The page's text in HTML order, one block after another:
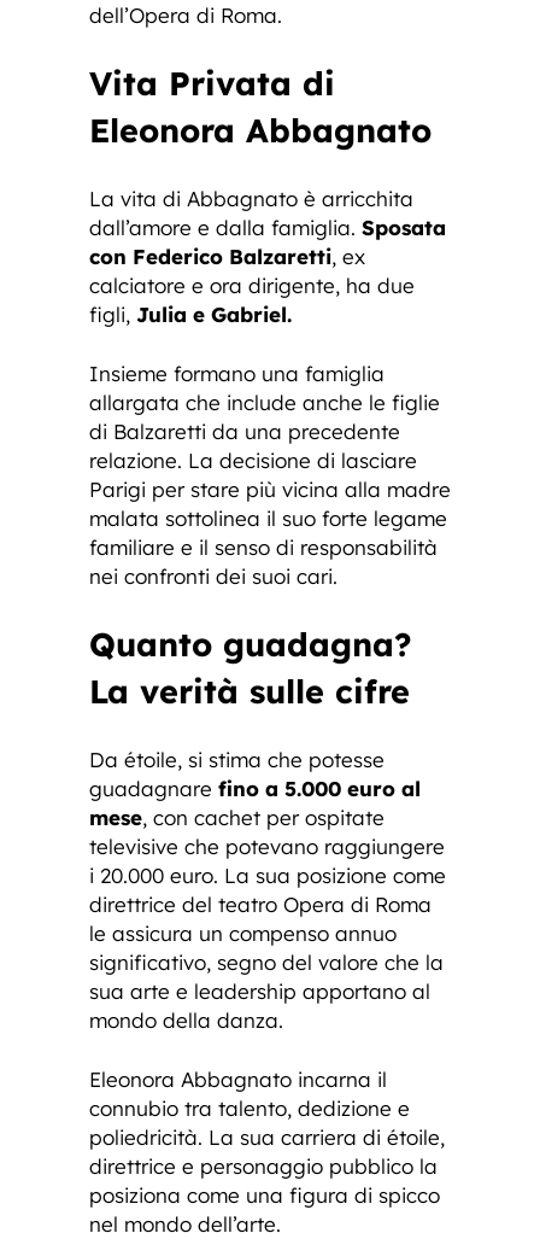
dell’Opera di Roma.
Vita Privata di
Eleonora Abbagnato
La vita di Abbagnato è arricchita
dall’amore e dalla famiglia. Sposata
con Federico Balzaretti, ex
calciatore e ora dirigente, ha due
figli, Julia e Gabriel.
Insieme formano una famiglia
allargata che include anche le figlie
di Balzaretti da una precedente
relazione. La decisione di lasciare
Parigi per stare più vicina alla madre
malata sottolinea il suo forte legame
familiare e il senso di responsabilità
nei confronti dei suoi cari.
Quanto guadagna?
La verità sulle cifre
Da étoile, si stima che potesse
guadagnare fino a 5.000 euro al
mese, con cachet per ospitate
televisive che potevano raggiungere
i 20.000 euro. La sua posizione come
direttrice del teatro Opera di Roma
le assicura un compenso annuo
significativo, segno del valore che la
sua arte e leadership apportano al
mondo della danza.
Eleonora Abbagnato incarna il
connubio tra talento, dedizione e
poliedricità. La sua carriera di étoile,
direttrice e personaggio pubblico la
posiziona come una figura di spicco
nel mondo dell’arte.